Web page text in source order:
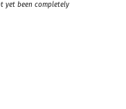
yet been completely